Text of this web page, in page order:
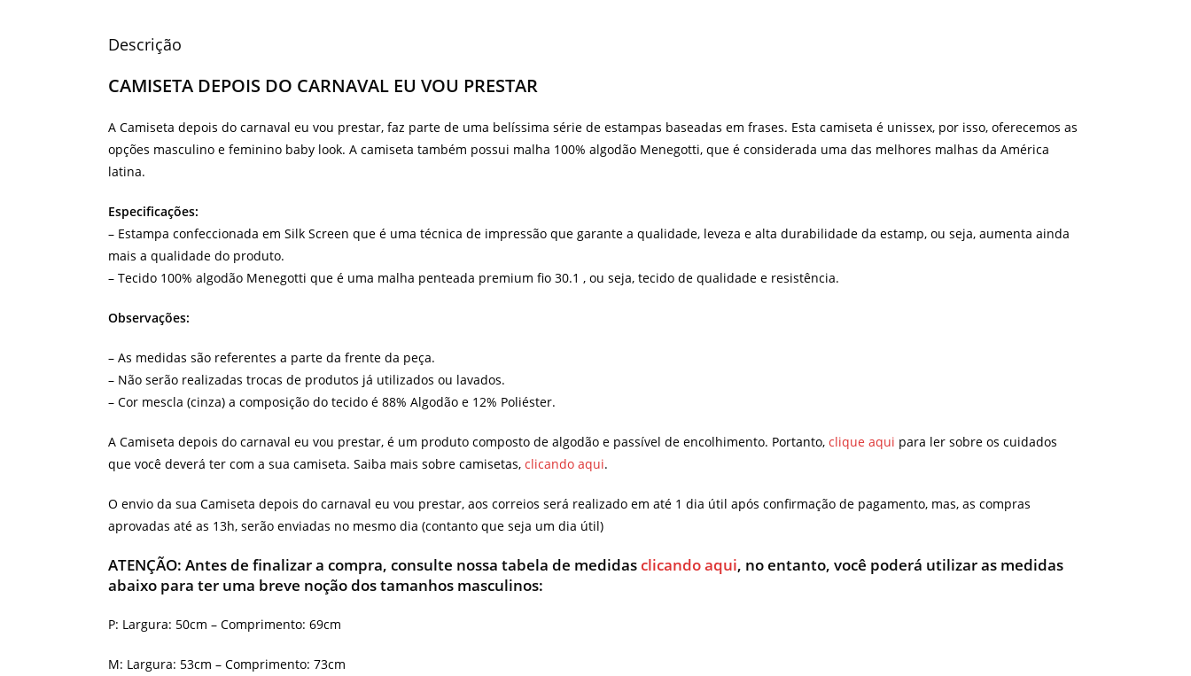
Descrição
CAMISETA DEPOIS DO CARNAVAL EU VOU PRESTAR
A Camiseta depois do carnaval eu vou prestar, faz parte de uma belíssima série de estampas baseadas em frases. Esta camiseta é unissex, por isso, oferecemos as
opções masculino e feminino baby look. A camiseta também possui malha 100% algodão Menegotti, que é considerada uma das melhores malhas da América
latina.
Especificações:
– Estampa confeccionada em Silk Screen que é uma técnica de impressão que garante a qualidade, leveza e alta durabilidade da estamp, ou seja, aumenta ainda
mais a qualidade do produto.
– Tecido 100% algodão Menegotti que é uma malha penteada premium fio 30.1 , ou seja, tecido de qualidade e resistência.
Observações:
– As medidas são referentes a parte da frente da peça.
– Não serão realizadas trocas de produtos já utilizados ou lavados.
– Cor mescla (cinza) a composição do tecido é 88% Algodão e 12% Poliéster.
A Camiseta depois do carnaval eu vou prestar, é um produto composto de algodão e passível de encolhimento. Portanto, clique aqui para ler sobre os cuidados
que você deverá ter com a sua camiseta. Saiba mais sobre camisetas, clicando aqui.
O envio da sua Camiseta depois do carnaval eu vou prestar, aos correios será realizado em até 1 dia útil após confirmação de pagamento, mas, as compras
aprovadas até as 13h, serão enviadas no mesmo dia (contanto que seja um dia útil)
ATENÇÃO: Antes de finalizar a compra, consulte nossa tabela de medidasclicando aqui, no entanto, você poderá utilizar as medidas
abaixo para ter uma breve noção dos tamanhos masculinos:
P: Largura: 50cm – Comprimento: 69cm
M: Largura: 53cm – Comprimento: 73cm